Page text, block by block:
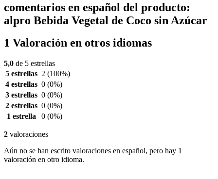
comentarios en español del producto:
alpro Bebida Vegetal de Coco sin Azúcar
1 Valoración en otros idiomas
5,0 de 5 estrellas
5 estrellas 2 (100%)
4 estrellas 0 (0%)
3 estrellas 0 (0%)
2 estrellas 0 (0%)
1 estrella
0 (0%)
2 valoraciones
Aún no se han escrito valoraciones en español, pero hay 1
valoración en otro idioma.